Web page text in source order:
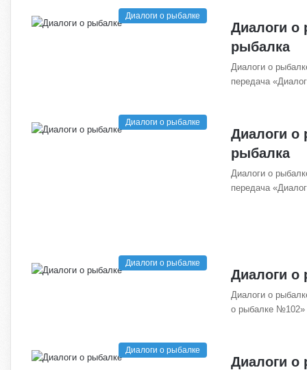
Диалоги о рыбалке
Диалоги о
рыбалка
Диалоги о
передача
Диалоги о рыбалке
Диалоги о
рыбалка
Диалоги о
передача
Диалоги о рыбалке
Диалоги о
Диалоги о
о рыбалке №102»
Диалоги о рыбалке
Диалоги о